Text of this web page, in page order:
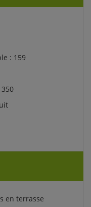
: 159
en terrasse